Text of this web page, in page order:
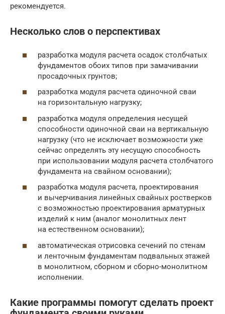
рекомендуется.
Несколько слов о перспективах
разработка модуля расчета осадок столбчатых
фундаментов обоих типов при замачивании
просадочных грунтов;
разработка модуля расчета одиночной сваи
на горизонтальную нагрузку;
разработка модуля определения несущей
способности одиночной сваи на вертикальную
нагрузку (что не исключает возможности уже
сейчас определять эту несущую способность
при использовании модуля расчета столбчатого
фундамента на свайном основании);
разработка модуля расчета, проектирования
и вычерчивания линейных свайных ростверков
с возможностью проектирования арматурных
изделий к ним (аналог монолитных лент
на естественном основании);
автоматическая отрисовка сечений по стенам
и ленточным фундаментам подвальных этажей
в монолитном, сборном и сборно-монолитном
исполнении.
Какие программы помогут сделать проект